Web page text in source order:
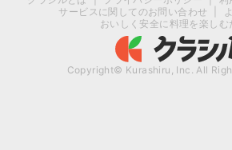
サービスに関してのお問い合わせ
おいしく安全に料理を楽しむ
Copyright© Kurashiru, Inc. All